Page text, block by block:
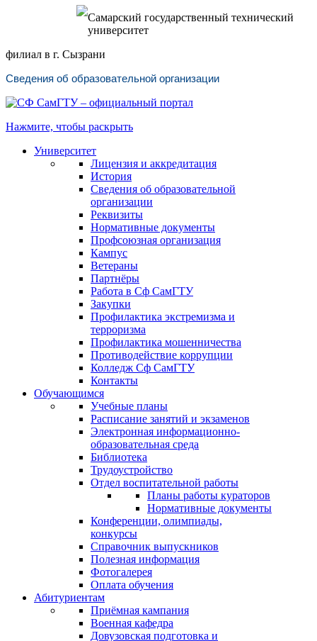
Самарский государственный технический
университет
филиал в г. Сызрани
Сведения об образовательной организации
Нажмите, чтобы раскрыть
Университет
Лицензия и аккредитация
История
Сведения об образовательной
организации
Реквизиты
Нормативные документы
Профсоюзная организация
Кампус
Ветераны
Партнёры
Работа в Сф СамГТУ
Закупки
Профилактика экстремизма и
терроризма
Профилактика мошенничества
Противодействие коррупции
Колледж Сф СамГТУ
Контакты
Обучающимся
Учебные планы
Расписание занятий и экзаменов
Электронная информационно-
образовательная среда
Библиотека
Трудоустройство
Отдел воспитательной работы
Планы работы кураторов
Нормативные документы
Конференции, олимпиады,
конкурсы
Справочник выпускников
Полезная информация
Фотогалерея
Оплата обучения
Абитуриентам
Приёмная кампания
Военная кафедра
Довузовская подготовка и